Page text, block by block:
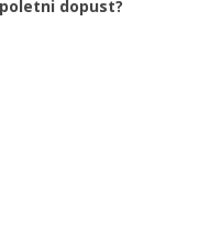
dopust?